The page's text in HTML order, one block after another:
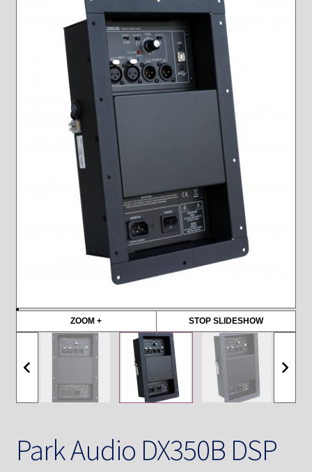
ZOOM + STOP SLIDESHOW
Park Audio DX350B DSP